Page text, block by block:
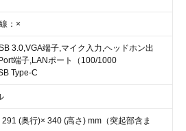
：×
3.0,VGA端子,マイク入力,ヘッドホン出
端子,LANポート（100/1000
Type-C
(奥行)× 340 (高さ) mm（突起部含ま